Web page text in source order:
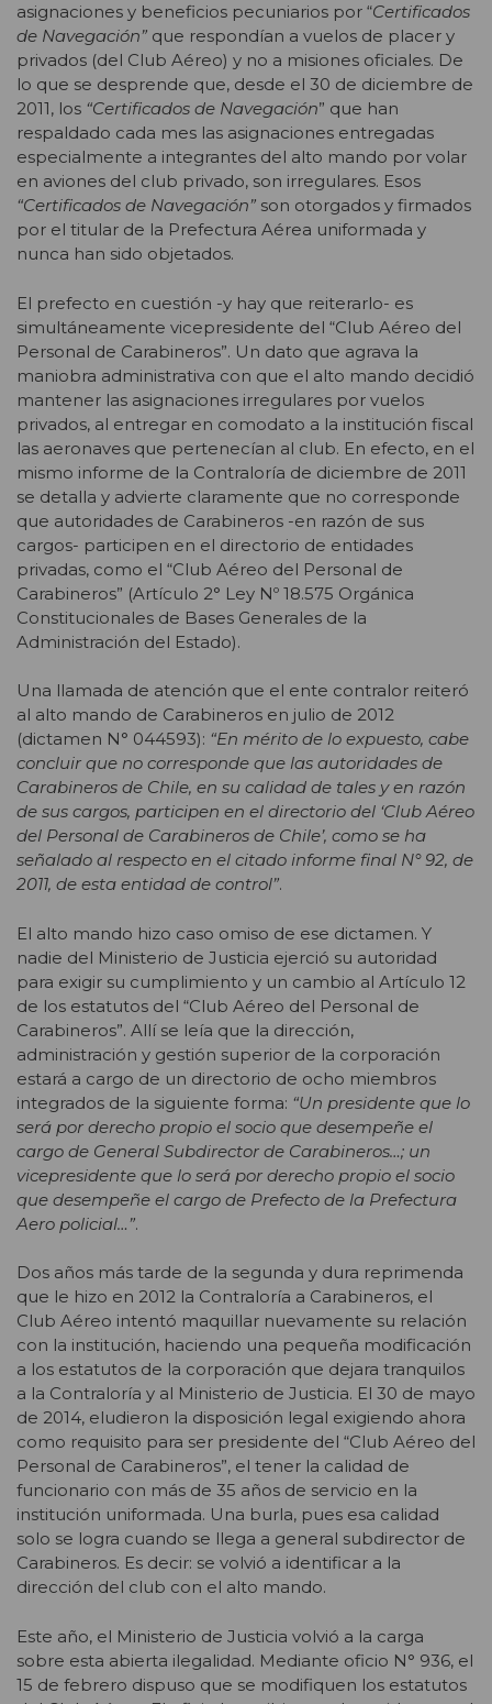
asignaciones y beneficios pecuniarios por “Certificados
de Navegación” que respondían a vuelos de placer y
privados (del Club Aéreo) y no a misiones oficiales. De
lo que se desprende que, desde el 30 de diciembre de
2011, los “Certificados de Navegación” que han
respaldado cada mes las asignaciones entregadas
especialmente a integrantes del alto mando por volar
en aviones del club privado, son irregulares. Esos
“Certificados de Navegación” son otorgados y firmados
por el titular de la Prefectura Aérea uniformada y
nunca han sido objetados.
El prefecto en cuestión -y hay que reiterarlo- es
simultáneamente vicepresidente del “Club Aéreo del
Personal de Carabineros”. Un dato que agrava la
maniobra administrativa con que el alto mando decidió
mantener las asignaciones irregulares por vuelos
privados, al entregar en comodato a la institución fiscal
las aeronaves que pertenecían al club. En efecto, en el
mismo informe de la Contraloría de diciembre de 2011
se detalla y advierte claramente que no corresponde
que autoridades de Carabineros -en razón de sus
cargos- participen en el directorio de entidades
privadas, como el “Club Aéreo del Personal de
Carabineros” (Artículo 2° Ley Nº 18.575 Orgánica
Constitucionales de Bases Generales de la
Administración del Estado).
Una llamada de atención que el ente contralor reiteró
al alto mando de Carabineros en julio de 2012
(dictamen N° 044593): “En mérito de lo expuesto, cabe
concluir que no corresponde que las autoridades de
Carabineros de Chile, en su calidad de tales y en razón
de sus cargos, participen en el directorio del ‘Club Aéreo
del Personal de Carabineros de Chile’, como se ha
señalado al respecto en el citado informe final N° 92, de
2011, de esta entidad de control”.
El alto mando hizo caso omiso de ese dictamen. Y
nadie del Ministerio de Justicia ejerció su autoridad
para exigir su cumplimiento y un cambio al Artículo 12
de los estatutos del “Club Aéreo del Personal de
Carabineros”. Allí se leía que la dirección,
administración y gestión superior de la corporación
estará a cargo de un directorio de ocho miembros
integrados de la siguiente forma: “Un presidente que lo
será por derecho propio el socio que desempeñe el
cargo de General Subdirector de Carabineros…; un
vicepresidente que lo será por derecho propio el socio
que desempeñe el cargo de Prefecto de la Prefectura
Aero policial…”.
Dos años más tarde de la segunda y dura reprimenda
que le hizo en 2012 la Contraloría a Carabineros, el
Club Aéreo intentó maquillar nuevamente su relación
con la institución, haciendo una pequeña modificación
a los estatutos de la corporación que dejara tranquilos
a la Contraloría y al Ministerio de Justicia. El 30 de mayo
de 2014, eludieron la disposición legal exigiendo ahora
como requisito para ser presidente del “Club Aéreo del
Personal de Carabineros”, el tener la calidad de
funcionario con más de 35 años de servicio en la
institución uniformada. Una burla, pues esa calidad
solo se logra cuando se llega a general subdirector de
Carabineros. Es decir: se volvió a identificar a la
dirección del club con el alto mando.
Este año, el Ministerio de Justicia volvió a la carga
sobre esta abierta ilegalidad. Mediante oficio N° 936, el
15 de febrero dispuso que se modifiquen los estatutos